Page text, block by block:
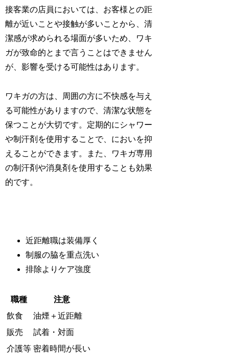
接客業の店員においては、お客様との距
離が近いことや接触が多いことから、清
潔感が求められる場面が多いため、ワキ
ガが致命的とまで言うことはできません
が、影響を受ける可能性はあります。
ワキガの方は、周囲の方に不快感を与え
る可能性がありますので、清潔な状態を
保つことが大切です。定期的にシャワー
や制汗剤を使用することで、においを抑
えることができます。また、ワキガ専用
の制汗剤や消臭剤を使用することも効果
的です。
近距離職は装備厚く
制服の脇を重点洗い
排除よりケア強度
職種
注意
飲食
油煙＋近距離
販売
試着・対面
介護等 密着時間が長い